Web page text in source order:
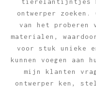
tierelantijntjes
ontwerper
van het proberen
materialen,
voor stuk unieke
kunnen voegen
mijn klanten
ontwerper ken,